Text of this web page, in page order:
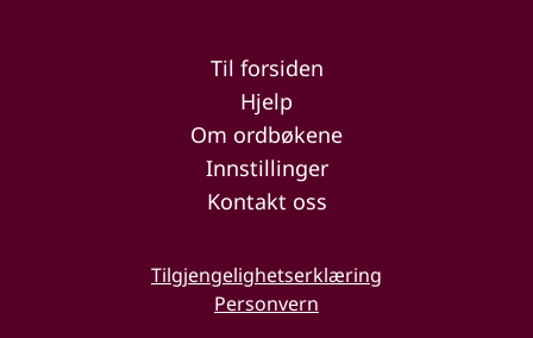
Til forsiden
Hjelp
Om ordbøkene
Innstillinger
Kontakt oss
Tilgjengelighetserklæring
Personvern